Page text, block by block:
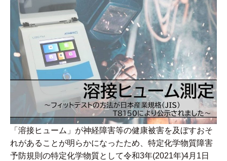
「溶接ヒューム」が神経障害等の健康被害を及ぼすおそ
れがあることが明らかになったため、特定化学物質障害
予防規則の特定化学物質として令和3年(2021年)4月1日